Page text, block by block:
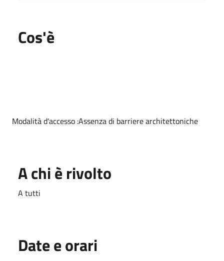
Cos'è
Modalità d'accesso :Assenza di barriere architettoniche
A chi è rivolto
A tutti
Date e orari